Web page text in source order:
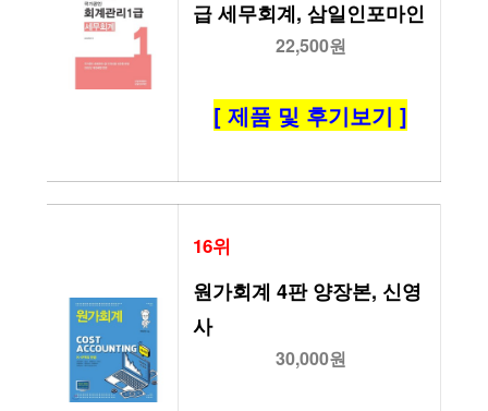
급 세무회계, 삼일인포마인
22,500원
[ 제품 및 후기보기 ]
16위
원가회계 4판 양장본, 신영
사
30,000원